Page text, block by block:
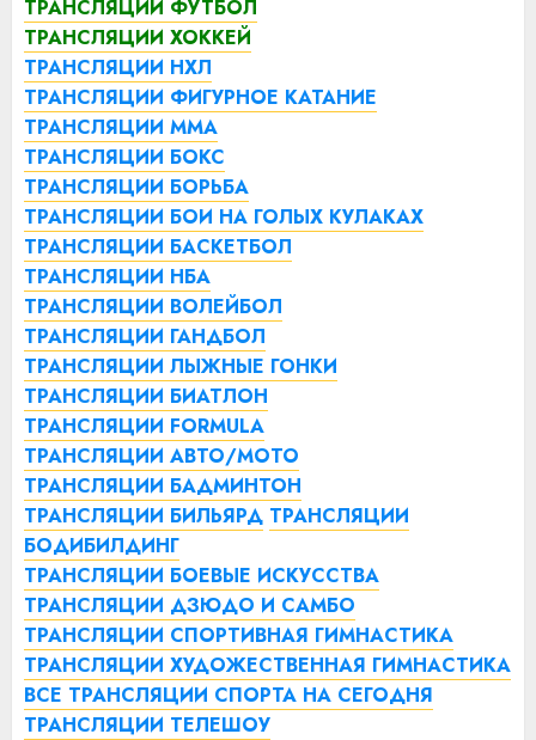
ТРАНСЛЯЦИИ ФУТБОЛ
ТРАНСЛЯЦИИ ХОККЕЙ
ТРАНСЛЯЦИИ НХЛ
ТРАНСЛЯЦИИ ФИГУРНОЕ КАТАНИЕ
ТРАНСЛЯЦИИ ММА
ТРАНСЛЯЦИИ БОКС
ТРАНСЛЯЦИИ БОРЬБА
ТРАНСЛЯЦИИ БОИ НА ГОЛЫХ КУЛАКАХ
ТРАНСЛЯЦИИ БАСКЕТБОЛ
ТРАНСЛЯЦИИ НБА
ТРАНСЛЯЦИИ ВОЛЕЙБОЛ
ТРАНСЛЯЦИИ ГАНДБОЛ
ТРАНСЛЯЦИИ ЛЫЖНЫЕ ГОНКИ
ТРАНСЛЯЦИИ БИАТЛОН
ТРАНСЛЯЦИИ FORMULA
ТРАНСЛЯЦИИ АВТО/МОТО
ТРАНСЛЯЦИИ БАДМИНТОН
ТРАНСЛЯЦИИ БИЛЬЯРД ТРАНСЛЯЦИИ
БОДИБИЛДИНГ
ТРАНСЛЯЦИИ БОЕВЫЕ ИСКУССТВА
ТРАНСЛЯЦИИ ДЗЮДО И САМБО
ТРАНСЛЯЦИИ СПОРТИВНАЯ ГИМНАСТИКА
ТРАНСЛЯЦИИ ХУДОЖЕСТВЕННАЯ ГИМНАСТИКА
ВСЕ ТРАНСЛЯЦИИ СПОРТА НА СЕГОДНЯ
ТРАНСЛЯЦИИ ТЕЛЕШОУ